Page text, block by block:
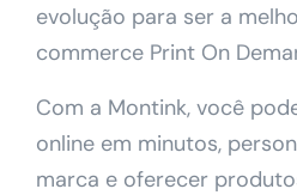
evolução para ser a
commerce Print On
Com a Montink, você
online em minutos,
marca e oferecer